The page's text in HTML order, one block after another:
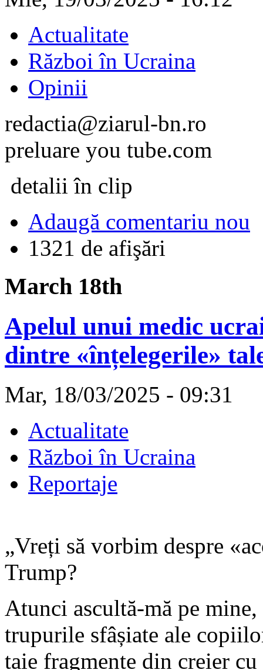
Actualitate
Război în Ucraina
Opinii
redactia@ziarul-bn.ro
preluare you tube.com
detalii în clip
Adaugă comentariu nou
1321 de afişări
March 18th
Apelul unui medic
dintre «înțelegerile»
Mar, 18/03/2025 - 09:31
Actualitate
Război în Ucraina
Reportaje
„Vreți să vorbim despre
Trump?
Atunci ascultă-mă pe
trupurile sfâșiate ale
taie fragmente din creier